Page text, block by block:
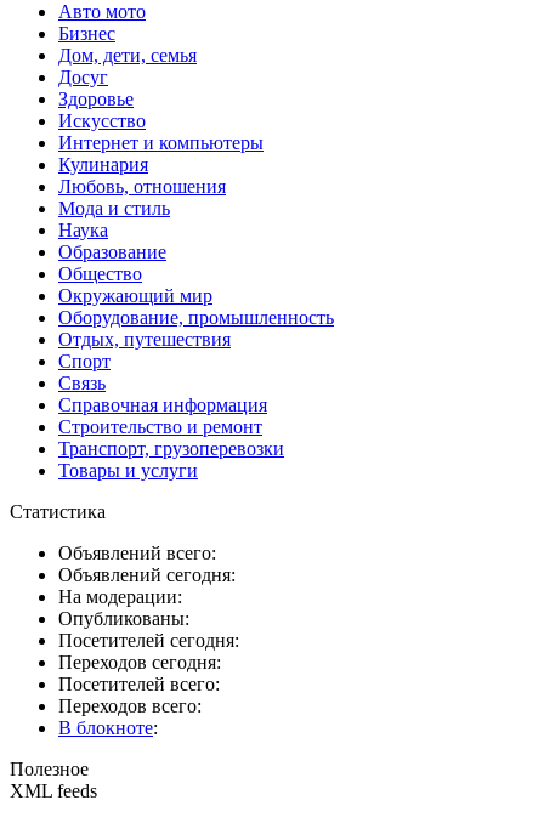
Авто мото
Бизнес
Дом, дети, семья
Досуг
Здоровье
Искусство
Интернет и компьютеры
Кулинария
Любовь, отношения
Мода и стиль
Наука
Образование
Общество
Окружающий мир
Оборудование, промышленность
Отдых, путешествия
Спорт
Связь
Справочная информация
Строительство и ремонт
Транспорт, грузоперевозки
Товары и услуги
Статистика
Объявлений всего:
Объявлений сегодня:
На модерации:
Опубликованы:
Посетителей сегодня:
Переходов сегодня:
Посетителей всего:
Переходов всего:
В блокноте:
Полезное
XML feeds